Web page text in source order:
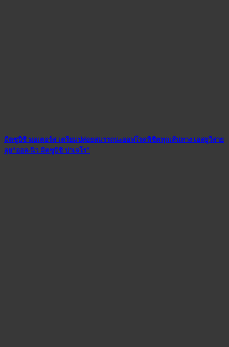
มิตซูบิชิ มอเตอร์ส เตรียมปล่อยสมรรถนะออฟโรดพิชิตทุกเส้นทาง เอสยูวีสาย
ลุย“ออล-นิว มิตซูบิชิ ปาเจโร”